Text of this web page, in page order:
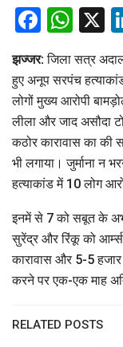
X
झज्जर:जिला सत्र
हुए अनूप सरपंच
लोगों मुख्य आरोपी
लीला और जाद असौदा
कठोर कारावास का की
भी लगाया। जुर्माना न
हत्याकांड में 10 लोग
इनमें से 7 को सबूत के
सुरेंद्र और रिंकू को
कारावास और 5-5 हजार
करने पर एक-एक माह
RELATED POSTS